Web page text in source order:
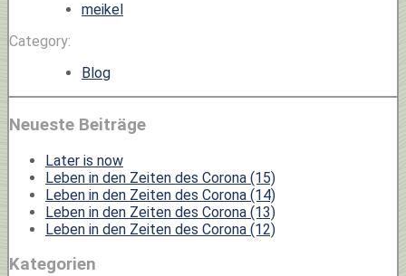
meikel
Category:
Blog
Neueste Beiträge
Later is now
Leben in den Zeiten des Corona (15)
Leben in den Zeiten des Corona (14)
Leben in den Zeiten des Corona (13)
Leben in den Zeiten des Corona (12)
Kategorien